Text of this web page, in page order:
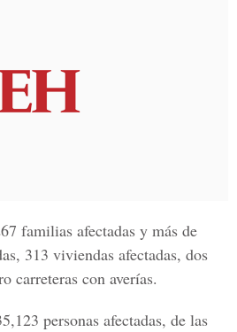
familias afectadas y más de
313 viviendas afectadas, dos
carreteras con averías.
personas afectadas, de las